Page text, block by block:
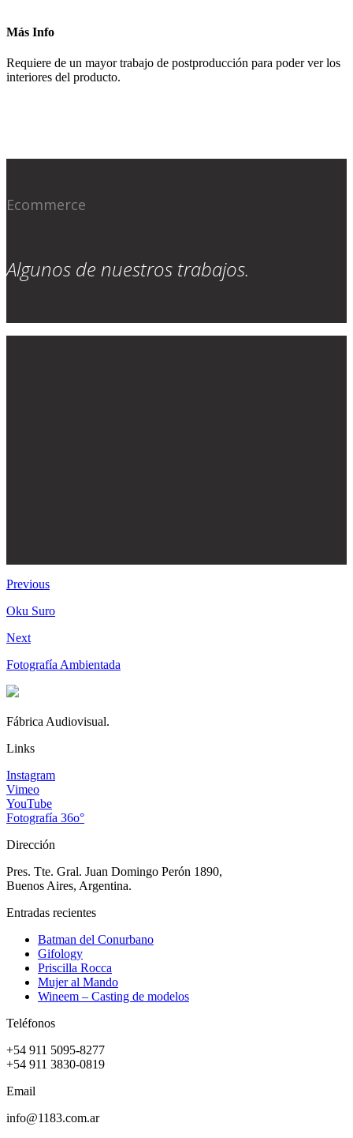
Más Info
Requiere de un mayor trabajo de postproducción para poder ver los
interiores del producto.
Ecommerce
Algunos de nuestros trabajos.
Previous
Oku Suro
Next
Fotografía Ambientada
Fábrica Audiovisual.
Links
Instagram
Vimeo
YouTube
Fotografía 36o°
Dirección
Pres. Tte. Gral. Juan Domingo Perón 1890,
Buenos Aires, Argentina.
Entradas recientes
Batman del Conurbano
Gifology
Priscilla Rocca
Mujer al Mando
Wineem – Casting de modelos
Teléfonos
+54 911 5095-8277
+54 911 3830-0819
Email
info@1183.com.ar